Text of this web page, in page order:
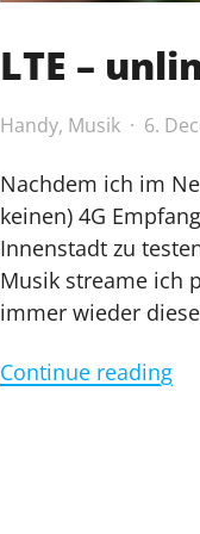
LTE –
Handy, Musik 6.
Nachdem ich im
keinen) 4G
Innenstadt zu
Musik streame ich
immer wieder
Continue reading"LTE